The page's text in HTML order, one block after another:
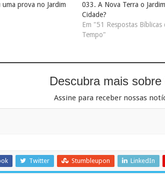
prova no Jardim
033. A Nova Terra o
Cidade?
Em "51 Respostas
Tempo"
Descubra mais
Assine para receber nossas
Twitter Stumbleupon LinkedIn